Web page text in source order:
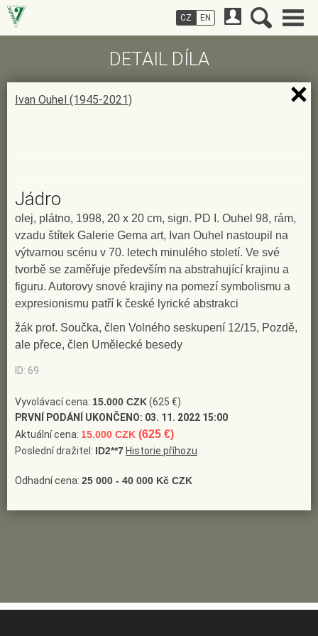
DETAIL DÍLA
Ivan Ouhel (1945-2021)
Jádro
olej, plátno, 1998, 20 x 20 cm, sign. PD I. Ouhel 98, rám,
vzadu štítek Galerie Gema art, Ivan Ouhel nastoupil na
výtvarnou scénu v 70. letech minulého století. Ve své
tvorbě se zaměřuje především na abstrahující krajinu a
figuru. Autorovy snové krajiny na pomezí symbolismu a
expresionismu patří k české lyrické abstrakci
žák prof. Součka, člen Volného seskupení 12/15, Pozdě,
ale přece, člen Umělecké besedy
ID: 69
Vyvolávací cena: 15.000 CZK(625 €)
PRVNÍ PODÁNÍ UKONČENO: 03. 11. 2022 15:00
Aktuální cena: 15.000 CZK (625 €)
Poslední dražitel: ID2**7 Historie příhozu
Odhadní cena: 25 000 - 40 000 Kč CZK
CZ EN